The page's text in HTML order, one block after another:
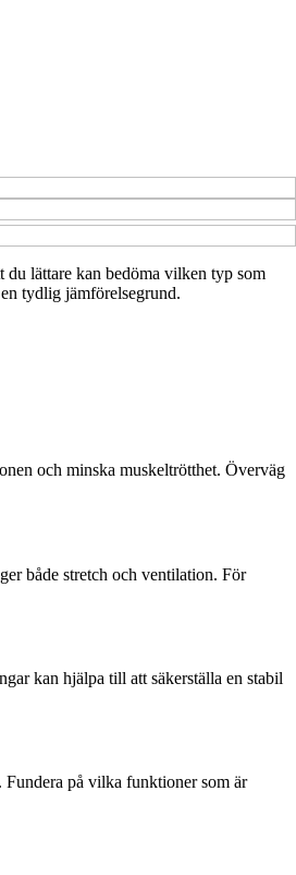
lättare kan bedöma vilken typ som
tydlig jämförelsegrund.
och minska muskeltrötthet. Överväg
både stretch och ventilation. För
kan hjälpa till att säkerställa en stabil
på vilka funktioner som är